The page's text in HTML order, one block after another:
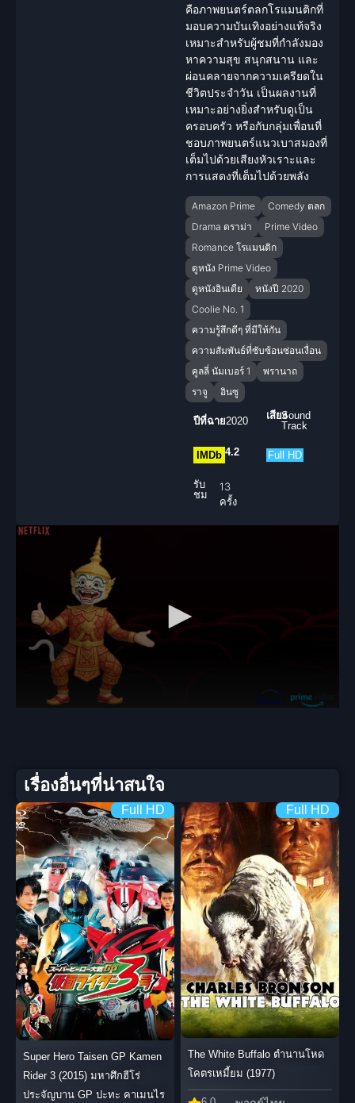
คือภาพยนตร์ตลกโรแมนติกที่
มอบความบันเทิงอย่างแท้จริง
เหมาะสำหรับผู้ชมที่กำลังมอง
หาความสุข สนุกสนาน และ
ผ่อนคลายจากความเครียดใน
ชีวิตประจำวัน เป็นผลงานที่
เหมาะอย่างยิ่งสำหรับดูเป็น
ครอบครัว หรือกับกลุ่มเพื่อนที่
ชอบภาพยนตร์แนวเบาสมองที่
เต็มไปด้วยเสียงหัวเราะและ
การแสดงที่เต็มไปด้วยพลัง
Amazon Prime
Comedy ตลก
Drama ดราม่า
Prime Video
Romance โรแมนติก
ดูหนัง Prime Video
ดูหนังอินเดีย
หนังปี 2020
Coolie No. 1
ความรู้สึกดีๆ ที่มีให้กัน
ความสัมพันธ์ที่ซับซ้อนซ่อนเงื่อน
คูลลี่ นัมเบอร์ 1
พรานาถ
ราจู
อินซู
ปีที่ฉาย2020 เสียงSound
Track
IMDb 4.2 Full HD
รับ
ชม
13
ครั้ง
เรื่องอื่นๆที่น่าสนใจ
Full HD
Super Hero Taisen GP Kamen
Rider 3 (2015) มหาศึกฮีโร่
ประจัญบาน GP ปะทะ คาเมนไร
Full HD
The White Buffalo ตำนานโหด
โคตรเหมี้ยม (1977)